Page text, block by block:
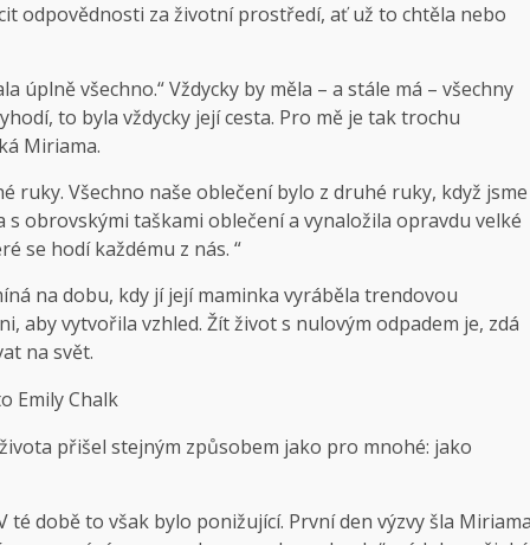
odpovědnosti za životní prostředí, ať už to chtěla nebo
úplně všechno.“ Vždycky by měla – a stále má – všechny
to byla vždycky její cesta. Pro mě je tak trochu
Miriama.
ruky. Všechno naše oblečení bylo z druhé ruky, když jsme
obrovskými taškami oblečení a vynaložila opravdu velké
se hodí každému z nás. “
na dobu, kdy jí její maminka vyráběla trendovou
aby vytvořila vzhled. Žít život s nulovým odpadem je, zdá
na svět.
Emily Chalk
přišel stejným způsobem jako pro mnohé: jako
té době to však bylo ponižující. První den výzvy šla